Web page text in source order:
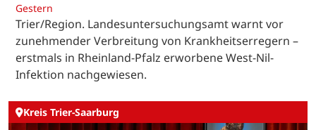
Gestern
Trier/Region. Landesuntersuchungsamt warnt vor
zunehmender Verbreitung von Krankheitserregern –
erstmals in Rheinland-Pfalz erworbene West-Nil-
Infektion nachgewiesen.
Kreis Trier-Saarburg